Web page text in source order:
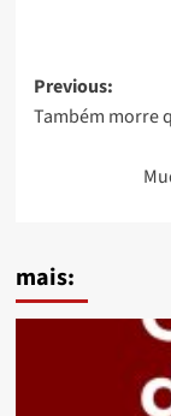
Post
Previous:
Também morre
mais: